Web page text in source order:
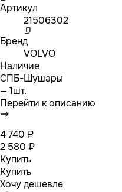
Артикул
21506302
Бренд
VOLVO
Наличие
СПБ-Шушары
— 1шт.
Перейти к описанию
4 740 ₽
2 580 ₽
Купить
Купить
Хочу дешевле